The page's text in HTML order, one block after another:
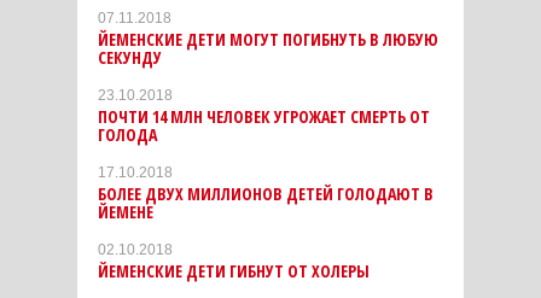
07.11.2018
ЙЕМЕНСКИЕ ДЕТИ МОГУТ ПОГИБНУТЬ В ЛЮБУЮ
СЕКУНДУ
23.10.2018
ПОЧТИ 14 МЛН ЧЕЛОВЕК УГРОЖАЕТ СМЕРТЬ ОТ
ГОЛОДА
17.10.2018
БОЛЕЕ ДВУХ МИЛЛИОНОВ ДЕТЕЙ ГОЛОДАЮТ В
ЙЕМЕНЕ
02.10.2018
ЙЕМЕНСКИЕ ДЕТИ ГИБНУТ ОТ ХОЛЕРЫ